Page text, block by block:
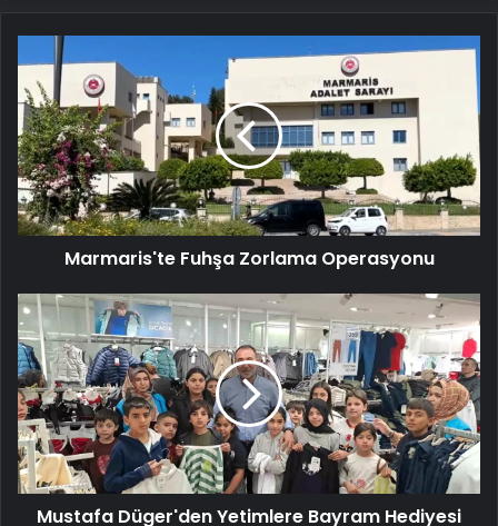
Marmaris'te
Fuhşa
Zorlama
Operasyonu
Marmaris'te Fuhşa Zorlama Operasyonu
Mustafa
Düger'den
Yetimlere
Bayram
Hediyesi
Mustafa Düger'den Yetimlere Bayram Hediyesi